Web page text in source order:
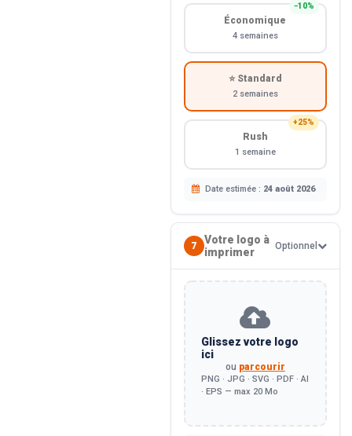
−10%
Économique
4 semaines
⭐ Standard
2 semaines
+25%
Rush
1 semaine
Date estimée : 24 août 2026
7
Votre logo à
imprimer
Optionnel
Glissez votre logo
ici
ou parcourir
PNG · JPG · SVG · PDF · AI
· EPS — max 20 Mo